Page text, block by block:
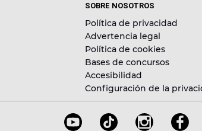
SOBRE NOSOTROS
Política de privacidad
Advertencia legal
Política de cookies
Bases de concursos
Accesibilidad
Configuración de la